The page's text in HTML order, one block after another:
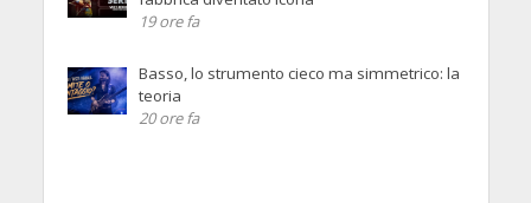
19 ore fa
Basso, lo strumento cieco ma simmetrico: la
teoria
20 ore fa